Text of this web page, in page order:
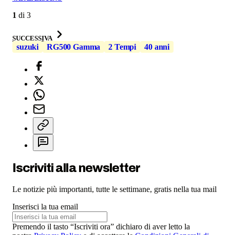
1 di 3
SUCCESSIVA
suzuki RG500 Gamma 2 Tempi 40 anni
Iscriviti alla newsletter
Le notizie più importanti, tutte le settimane, gratis nella tua mail
Inserisci la tua email
Premendo il tasto “Iscriviti ora” dichiaro di aver letto la